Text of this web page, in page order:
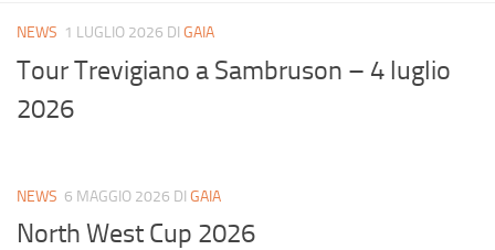
NEWS 1 LUGLIO 2026 DI GAIA
Tour Trevigiano a Sambruson – 4 luglio
2026
NEWS 6 MAGGIO 2026 DI GAIA
North West Cup 2026